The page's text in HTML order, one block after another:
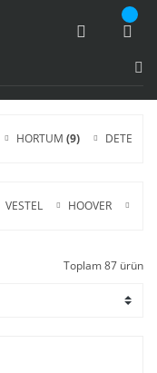
HORTUM (9)
VESTEL HOOVER
Toplam 87 ürün